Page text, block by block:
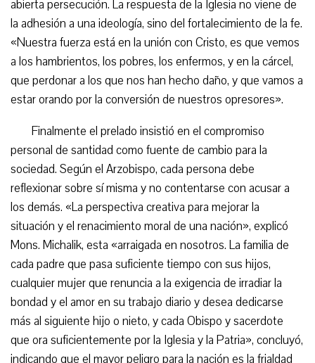
abierta persecución. La respuesta de la Iglesia no viene de
la adhesión a una ideología, sino del fortalecimiento de la fe.
«Nuestra fuerza está en la unión con Cristo, es que vemos
a los hambrientos, los pobres, los enfermos, y en la cárcel,
que perdonar a los que nos han hecho daño, y que vamos a
estar orando por la conversión de nuestros opresores».
Finalmente el prelado insistió en el compromiso
personal de santidad como fuente de cambio para la
sociedad. Según el Arzobispo, cada persona debe
reflexionar sobre sí misma y no contentarse con acusar a
los demás. «La perspectiva creativa para mejorar la
situación y el renacimiento moral de una nación», explicó
Mons. Michalik, esta «arraigada en nosotros. La familia de
cada padre que pasa suficiente tiempo con sus hijos,
cualquier mujer que renuncia a la exigencia de irradiar la
bondad y el amor en su trabajo diario y desea dedicarse
más al siguiente hijo o nieto, y cada Obispo y sacerdote
que ora suficientemente por la Iglesia y la Patria», concluyó,
indicando que el mayor peligro para la nación es la frialdad